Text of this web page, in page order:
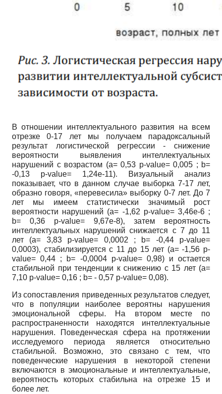
В отношении интеллектуального развития на всем
отрезке 0-17 лет мы получаем парадоксальный
результат логистической регрессии - снижение
вероятности выявления интеллектуальных
нарушений с возрастом (a= 0,53 p-value= 0,005 ; b=
-0,13 p-value= 1,24е-11). Визуальный анализ
показывает, что в данном случае выборка 7-17 лет,
образно говоря, «перевесила» выборку 0-7 лет. До 7
лет мы имеем статистически значимый рост
вероятности нарушений (a= -1,62 p-value= 3,46е-6 ;
b= 0,36 p-value= 9,67е-8), затем вероятность
интеллектуальных нарушений снижается с 7 до 11
лет (a= 3,83 p-value= 0,0002 ; b= -0,44 p-value=
0,0003), стабилизируется с 11 до 15 лет (a= -1,56 p-
value= 0,44 ; b= -0,0004 p-value= 0,98) и остается
стабильной при тенденции к снижению с 15 лет (a=
7,10 p-value= 0,16 ; b= - 0,57 p-value= 0,08).
Из сопоставления приведенных результатов следует,
что в популяции наиболее вероятны нарушения
эмоциональной сферы. На втором месте по
распространенности находятся интеллектуальные
нарушения. Поведенческая сфера на протяжении
исследуемого периода является относительно
стабильной. Возможно, это связано с тем, что
поведенческие нарушения в некоторой степени
включаются в эмоциональные и интеллектуальные,
вероятность которых стабильна на отрезке 15 и
более лет.